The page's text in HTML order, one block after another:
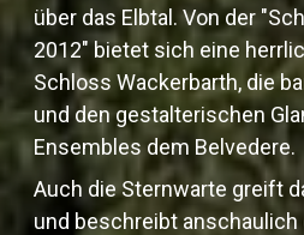
über das Elbtal. Von der
2012" bietet sich eine
Schloss Wackerbarth, die
und den gestalterischen
Ensembles dem Belvedere.
Auch die Sternwarte greift
und beschreibt anschaulich